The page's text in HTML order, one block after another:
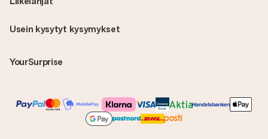
Usein kysytyt kysymykset
YourSurprise